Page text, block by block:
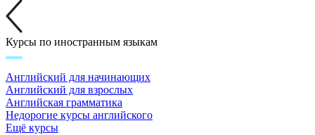
Курсы по иностранным языкам
Английский для начинающих
Английский для взрослых
Английская грамматика
Недорогие курсы английского
Ещё курсы